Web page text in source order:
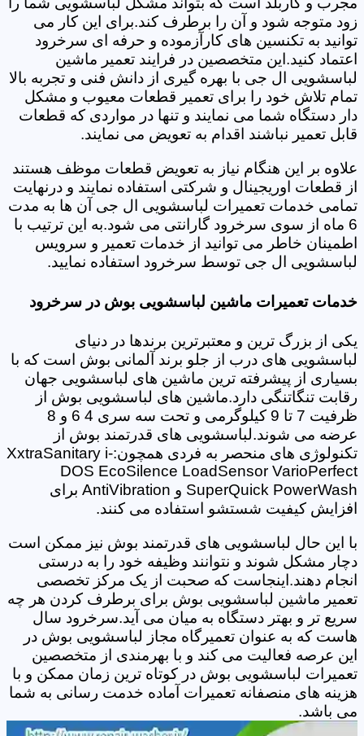
زود متوجه شود و آن را برطرف کند.برای این کار می
توانید به تکنسین های کارآزموده و حرفه ای سرخرود
اعتماد کنید.این متخصصین در فرایند تعمیر ماشین
لباسشویی ال جی با بهره گیری از دانش فنی و تجربه بالا
تمام تلاش خود را برای تعمیر قطعات معیوب و مشکل
دار دستگاه شما می نمایند و تنها در مواردی که قطعات
قابل تعمیر نباشند اقدام به تعویض می نمایند.
علاوه بر این هنگام نیاز به تعویض قطعات موظف هستند
از قطعات اوریجینال و شرکتی استفاده نمایند و درنهایت
تمامی خدمات تعمیرات لباسشویی ال جی آن ها به مدت
6 ماه از سوی سرخرود گارانتی می شود.به این ترتیب با
اطمینان خاطر می توانید از خدمات تعمیر و سرویس
لباسشویی ال جی توسط سرخرود استفاده نمایید.
خدمات تعمیرات ماشین لباسشویی بوش در سرخرود
یکی از بزرگ ترین و معتبرترین برندها در دنیای
لباسشویی های درب از جلو برند آلمانی بوش است که با
بسیاری از پیشرفته ترین ماشین های لباسشویی جهان
رقابت تنگاتنگی دارد.ماشین های لباسشویی بوش از
ظرفیت 7 تا 9 کیلوگرمی و تحت سه سری 4 6 و 8
عرضه می شوند.لباسشویی های قدرتمند بوش از
تکنولوژی های منحصر به فردی همچون:XxtraSanitary i-
DOS EcoSilence LoadSensor VarioPerfect
SuperQuick PowerWash و AntiVibration برای
افزایش کیفیت شستشو استفاده می کنند.
با این حال لباسشویی های قدرتمند بوش نیز ممکن است
دچار مشکل شوند و نتوانند وظیفه خود را به درستی
انجام دهند.اینجاست که صحبت از یک مرکز تخصصی
تعمیر ماشین لباسشویی بوش برای برطرف کردن هر چه
سریع تر و بهتر دستگاه به میان می آید.سرخرود سال
هاست که به عنوان تعمیرگاه مجاز لباسشویی بوش در
این عرصه فعالیت می کند و با بهرمندی از متخصصین
تعمیرات لباسشویی بوش در کوتاه ترین زمان ممکن و با
هزینه های منصفانه تعمیرات آماده خدمت رسانی به شما
می باشد.